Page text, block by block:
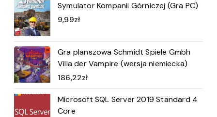
Symulator Kompanii Górniczej (Gra PC)
9,99zł
Gra planszowa Schmidt Spiele Gmbh
Villa der Vampire (wersja niemiecka)
186,22zł
Microsoft SQL Server 2019 Standard 4
Core